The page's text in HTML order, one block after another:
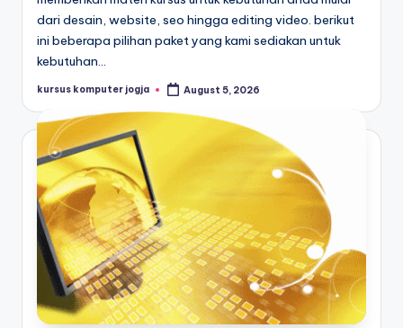
dari desain, website, seo hingga editing video. berikut
ini beberapa pilihan paket yang kami sediakan untuk
kebutuhan…
kursus komputer jogja August 5, 2026